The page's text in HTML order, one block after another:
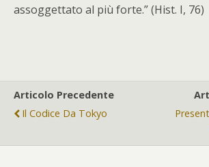
assoggettato al più forte.” (Hist. I, 76)
Articolo Precedente
Il Codice Da Tokyo